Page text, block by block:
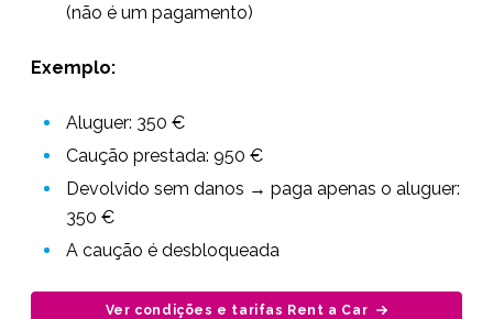
(não é um pagamento)
Exemplo:
Aluguer: 350 €
Caução prestada: 950 €
Devolvido sem danos → paga apenas o aluguer:
350 €
A caução é desbloqueada
Ver condições e tarifas Rent a Car